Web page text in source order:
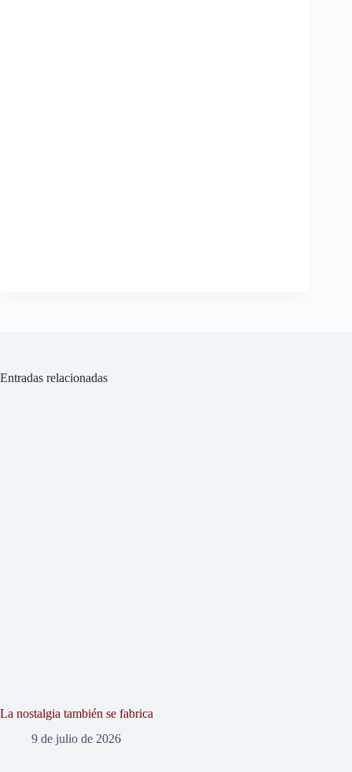
Entradas relacionadas
La nostalgia también se fabrica
9 de julio de 2026